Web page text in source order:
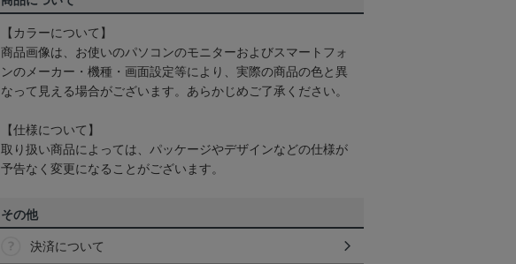
【カラーについて】
商品画像は、お使いのパソコンのモニターおよびスマートフォ
ンのメーカー・機種・画面設定等により、実際の商品の色と異
なって見える場合がございます。あらかじめご了承ください。
【仕様について】
取り扱い商品によっては、パッケージやデザインなどの仕様が
予告なく変更になることがございます。
その他
決済について